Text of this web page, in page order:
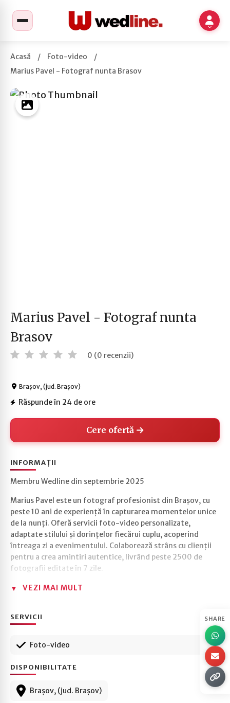
SHARE
Acasă / Foto-video
/
Marius Pavel - Fotograf nunta Brasov
Marius Pavel - Fotograf nunta
Brasov
0 (0 recenzii)
Brașov, (jud. Brașov)
Răspunde în 24 de ore
Cere ofertă
INFORMAȚII
Membru Wedline din septembrie 2025
Marius Pavel este un fotograf profesionist din Brașov, cu
peste 10 ani de experiență în capturarea momentelor unice
de la nunți. Oferă servicii foto-video personalizate,
adaptate stilului și dorințelor fiecărui cuplu, acoperind
întreaga zi a evenimentului. Colaborează strâns cu clienții
pentru a crea amintiri autentice, livrând peste 2500 de
fotografii editate în 7 zile.
VEZI MAI MULT
SERVICII
Foto-video
DISPONIBILITATE
Brașov, (jud. Brașov)